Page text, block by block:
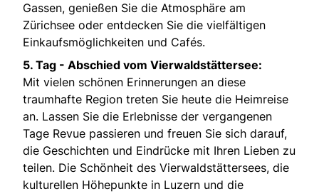
Gassen, genießen Sie die Atmosphäre am
Zürichsee oder entdecken Sie die vielfältigen
Einkaufsmöglichkeiten und Cafés.
5. Tag - Abschied vom Vierwaldstättersee:
Mit vielen schönen Erinnerungen an diese
traumhafte Region treten Sie heute die Heimreise
an. Lassen Sie die Erlebnisse der vergangenen
Tage Revue passieren und freuen Sie sich darauf,
die Geschichten und Eindrücke mit Ihren Lieben zu
teilen. Die Schönheit des Vierwaldstättersees, die
kulturellen Höhepunkte in Luzern und die